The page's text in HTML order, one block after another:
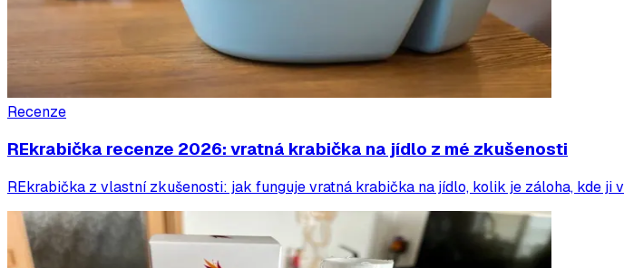
Recenze
REkrabička recenze 2026: vratná krabička na jídlo z mé zkušenosti
REkrabička z vlastní zkušenosti: jak funguje vratná krabička na jídlo, kolik je záloha, kde ji